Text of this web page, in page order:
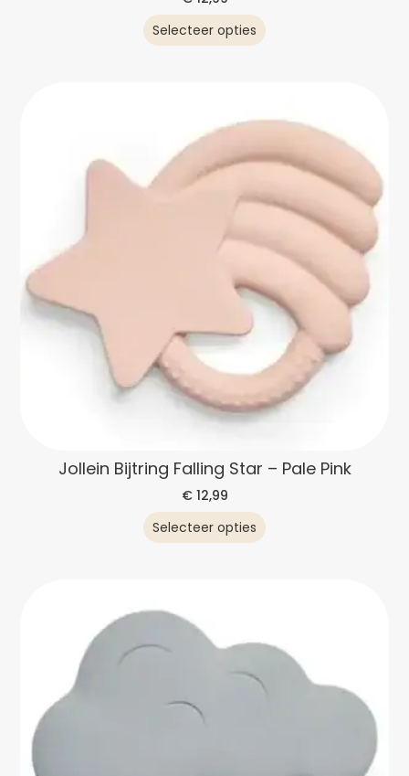
Selecteer opties
Jollein Bijtring Falling Star – Pale Pink
€12,99
Selecteer opties